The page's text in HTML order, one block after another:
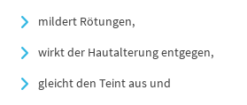
mildert Rötungen,
wirkt der Hautalterung entgegen,
gleicht den Teint aus und